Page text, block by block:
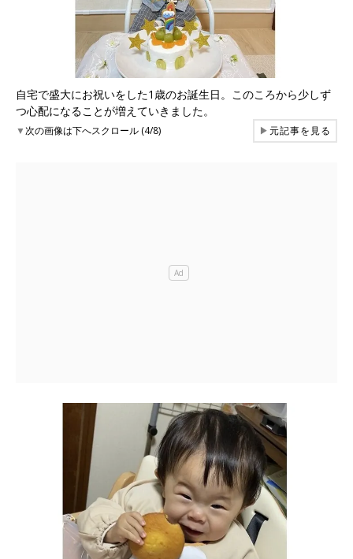
自宅で盛大にお祝いをした1歳のお誕生日。このころから少しず
つ心配になることが増えていきました。
▼次の画像は下へスクロール (4/8) ▶元記事を見る